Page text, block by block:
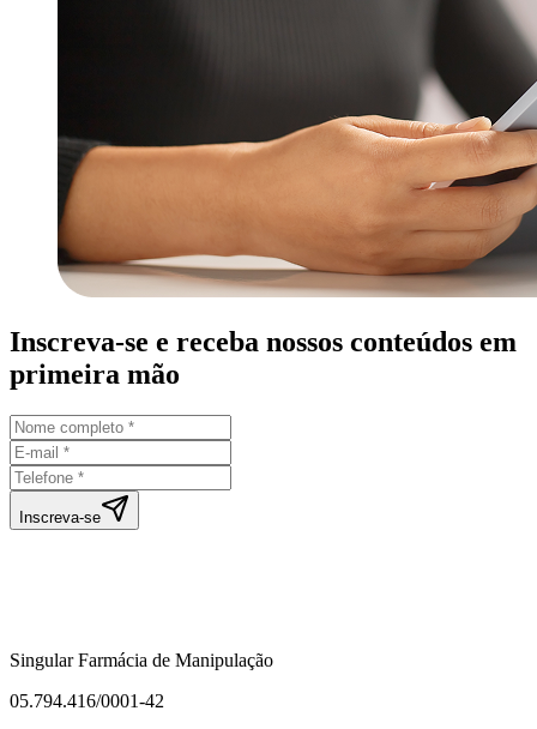
Inscreva-se e receba nossos conteúdos em
primeira mão
Inscreva-se
Singular Farmácia de Manipulação
05.794.416/0001-42